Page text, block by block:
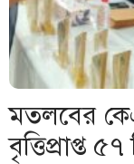
মতলবের
বৃত্তিপ্রাপ্ত